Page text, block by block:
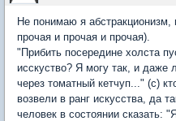
Не понимаю я
прочая и прочая и прочая).
"Прибить посередине холста
исскуство? Я могу так, и даже
через томатный кетчуп..." (с)
возвели в ранг искусства, да
человек в состоянии сказать: